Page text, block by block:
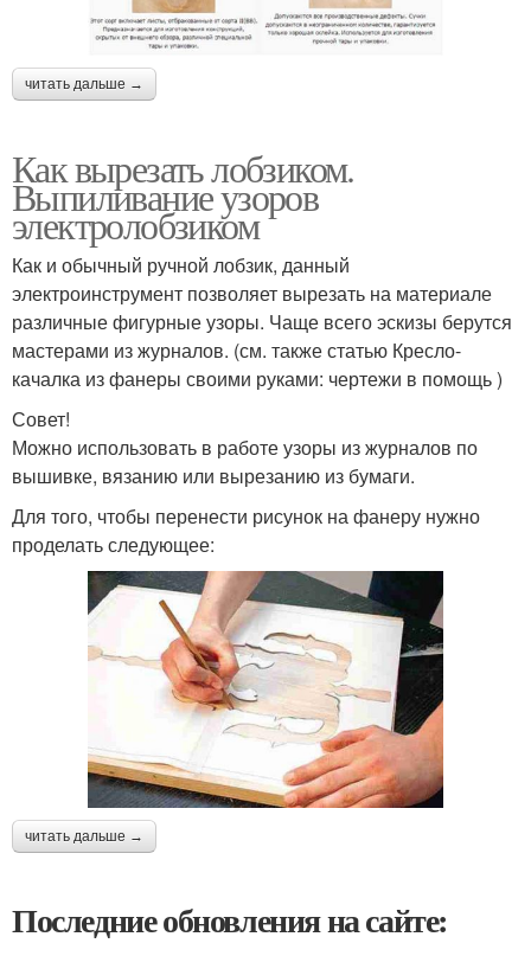
читать дальше →
Как вырезать лобзиком.
Выпиливание узоров
электролобзиком
Как и обычный ручной лобзик, данный
электроинструмент позволяет вырезать на материале
различные фигурные узоры. Чаще всего эскизы берутся
мастерами из журналов. (см. также статью Кресло-
качалка из фанеры своими руками: чертежи в помощь )
Совет!
Можно использовать в работе узоры из журналов по
вышивке, вязанию или вырезанию из бумаги.
Для того, чтобы перенести рисунок на фанеру нужно
проделать следующее:
читать дальше →
Последние обновления на сайте: